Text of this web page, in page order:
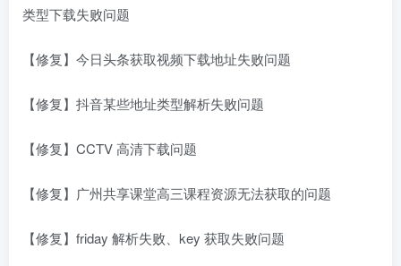
类型下载失败问题
【修复】今日头条获取视频下载地址失败问题
【修复】抖音某些地址类型解析失败问题
【修复】CCTV 高清下载问题
【修复】广州共享课堂高三课程资源无法获取的问题
【修复】friday 解析失败、key 获取失败问题